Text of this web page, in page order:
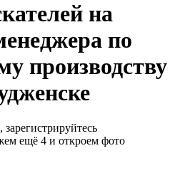
на
по
производству
ещё 4 и откроем фото